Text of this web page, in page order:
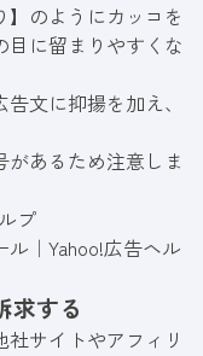
のようにカッコを
に留まりやすくな
文に抑揚を加え、
あるため注意しま
プ
｜Yahoo!広告ヘル
求する
社サイトやアフィリ